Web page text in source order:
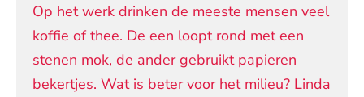
Op het werk drinken de meeste mensen veel
koffie of thee. De een loopt rond met een
stenen mok, de ander gebruikt papieren
bekertjes. Wat is beter voor het milieu? Linda